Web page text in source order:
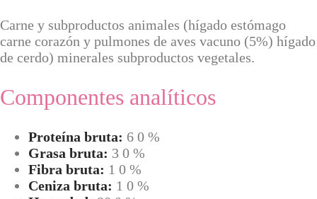
Carne y subproductos animales (hígado estómago
carne corazón y pulmones de aves vacuno (5%) hígado
de cerdo) minerales subproductos vegetales.
Componentes analíticos
Proteína bruta: 6 0 %
Grasa bruta: 3 0 %
Fibra bruta: 1 0 %
Ceniza bruta: 1 0 %